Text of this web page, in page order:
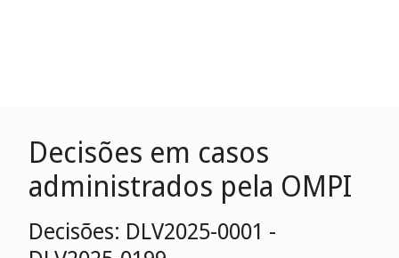
Decisões em casos
administrados pela OMPI
Decisões: DLV2025-0001 -